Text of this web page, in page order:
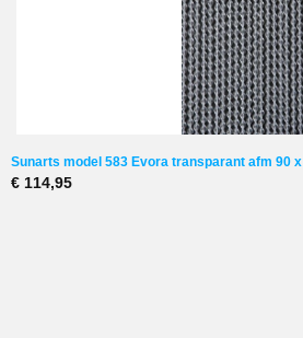
Sunarts model 583 Evora transparant afm 90
€ 114,95